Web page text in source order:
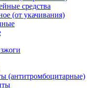
средства
(от укачивания)
(антитромбоцитарные)